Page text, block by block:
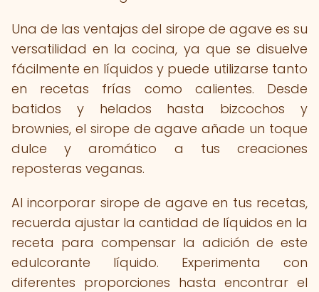
Una de las ventajas del sirope de agave es su
versatilidad en la cocina, ya que se disuelve
fácilmente en líquidos y puede utilizarse tanto
en recetas frías como calientes. Desde
batidos y helados hasta bizcochos y
brownies, el sirope de agave añade un toque
dulce y aromático a tus creaciones
reposteras veganas.
Al incorporar sirope de agave en tus recetas,
recuerda ajustar la cantidad de líquidos en la
receta para compensar la adición de este
edulcorante líquido. Experimenta con
diferentes proporciones hasta encontrar el